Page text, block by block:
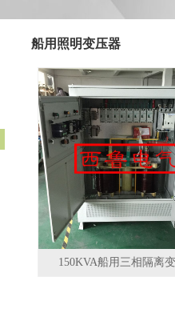
船用照明变压器
150KVA船用三相隔离